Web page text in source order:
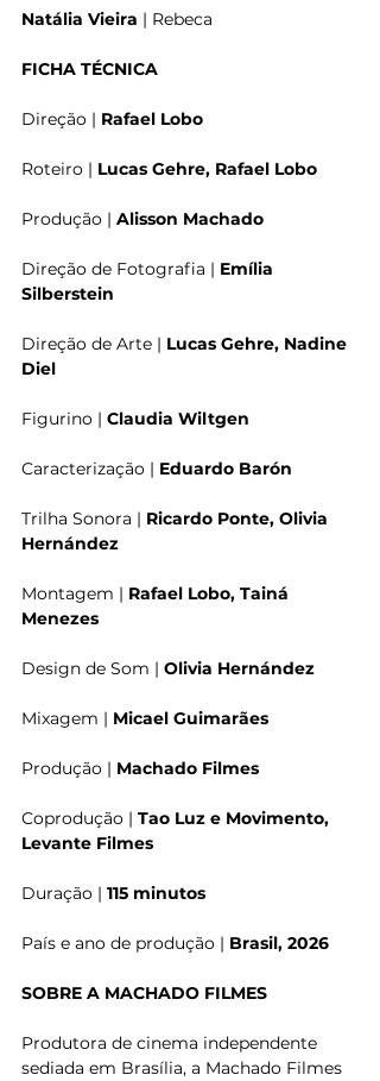
Natália Vieira | Rebeca
FICHA TÉCNICA
Direção | Rafael Lobo
Roteiro | Lucas Gehre, Rafael Lobo
Produção | Alisson Machado
Direção de Fotografia | Emília
Silberstein
Direção de Arte | Lucas Gehre, Nadine
Diel
Figurino | Claudia Wiltgen
Caracterização | Eduardo Barón
Trilha Sonora | Ricardo Ponte, Olivia
Hernández
Montagem | Rafael Lobo, Tainá
Menezes
Design de Som | Olivia Hernández
Mixagem | Micael Guimarães
Produção | Machado Filmes
Coprodução | Tao Luz e Movimento,
Levante Filmes
Duração | 115 minutos
País e ano de produção | Brasil, 2026
SOBRE A MACHADO FILMES
Produtora de cinema independente
sediada em Brasília, a Machado Filmes